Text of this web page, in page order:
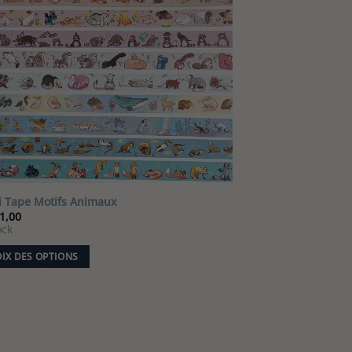
Tape Motifs Animaux
DES OPTIONS